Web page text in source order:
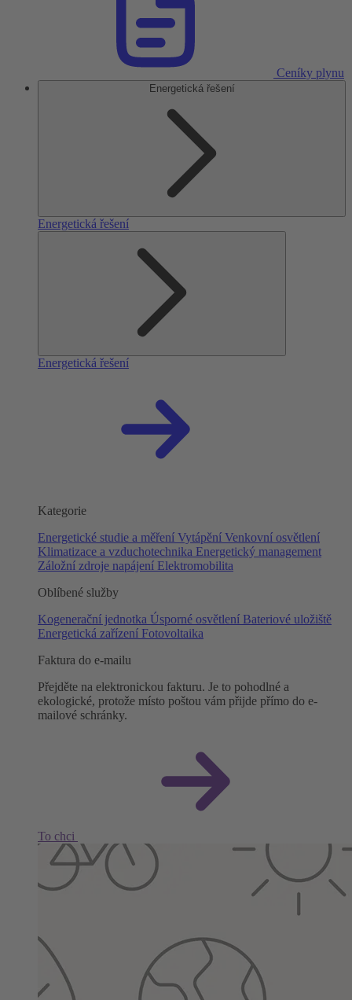
Ceníky plynu
Energetická řešení
Energetická řešení
Energetická řešení
Kategorie
Energetické studie a měření Vytápění Venkovní osvětlení
Klimatizace a vzduchotechnika Energetický management
Záložní zdroje napájení Elektromobilita
Oblíbené služby
Kogenerační jednotka Úsporné osvětlení Bateriové uložiště
Energetická zařízení Fotovoltaika
Faktura do e-mailu
Přejděte na elektronickou fakturu. Je to pohodlné a
ekologické, protože místo poštou vám přijde přímo do e-
mailové schránky.
To chci